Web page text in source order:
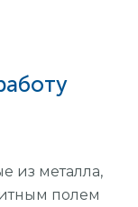
из металла,
полем